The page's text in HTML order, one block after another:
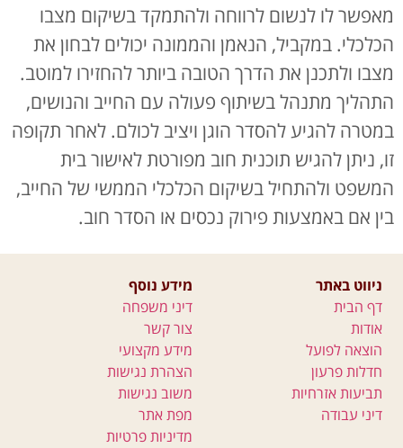
מאפשר לו לנשום לרווחה ולהתמקד בשיקום מצבו
הכלכלי. במקביל, הנאמן והממונה יכולים לבחון את
מצבו ולתכנן את הדרך הטובה ביותר להחזירו למוטב.
התהליך מתנהל בשיתוף פעולה עם החייב והנושים,
במטרה להגיע להסדר הוגן ויציב לכולם. לאחר תקופה
זו, ניתן להגיש תוכנית חוב מפורטת לאישור בית
המשפט ולהתחיל בשיקום הכלכלי הממשי של החייב,
בין אם באמצעות פירוק נכסים או הסדר חוב.
ניווט באתר
דף הבית
אודות
הוצאה לפועל
חדלות פרעון
תביעות אזרחיות
דיני עבודה
מידע נוסף
דיני משפחה
צור קשר
מידע מקצועי
הצהרת נגישות
משוב נגישות
מפת אתר
מדיניות פרטיות